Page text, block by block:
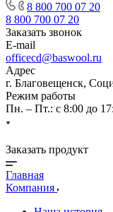
8 800 700 07 20
8 800 700 07 20
Заказать звонок
E-mail
officecd@baswool.ru
Адрес
г. Благовещенск,
Режим работы
Пн. – Пт.: с 8:00 до
Заказать продукт
Главная
Компания